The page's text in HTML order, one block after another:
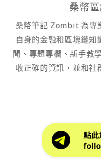
桑幣
桑幣筆記 Zombit 為專
自身的金融和區塊鏈
聞、專題專欄、新手教
收正確的資訊，並和社